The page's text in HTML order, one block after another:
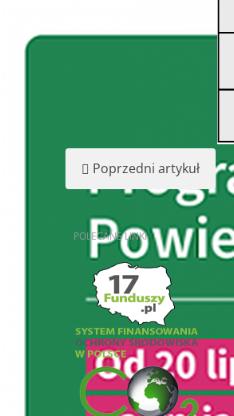
Poprzedni artykuł
POLECANELINKI